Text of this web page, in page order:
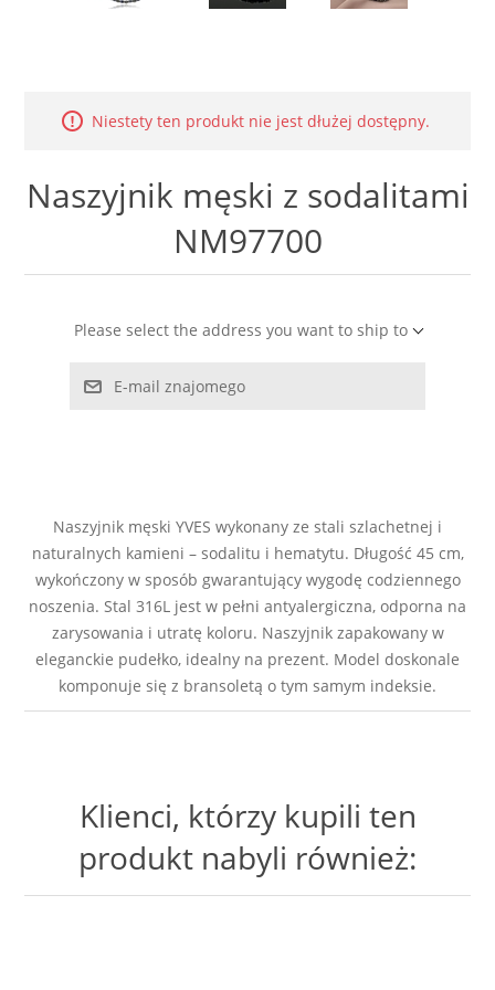
LABRADORYT
MASA PERŁOWA
RODOCHROZYT
RODONIT
TYGRYSIE OKO
Niestety ten produkt nie jest dłużej dostępny.
Naszyjnik męski z sodalitami
NM97700
Please select the address you want to ship to
E-mail znajomego
Naszyjnik męski YVES wykonany ze stali szlachetnej i
naturalnych kamieni – sodalitu i hematytu. Długość 45 cm,
wykończony w sposób gwarantujący wygodę codziennego
noszenia. Stal 316L jest w pełni antyalergiczna, odporna na
zarysowania i utratę koloru. Naszyjnik zapakowany w
eleganckie pudełko, idealny na prezent. Model doskonale
komponuje się z bransoletą o tym samym indeksie.
Klienci, którzy kupili ten
produkt nabyli również: